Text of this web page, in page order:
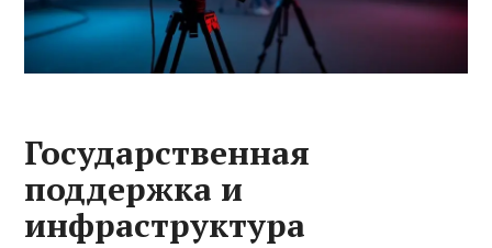
Государственная
поддержка и
инфраструктура